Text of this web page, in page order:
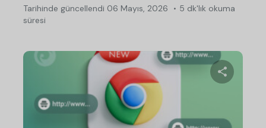
Tarihinde güncellendi 06 Mayıs, 2026
5 dk'lık okuma
süresi